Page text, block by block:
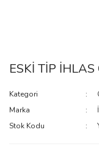
ESKİ TİP İHLAS
Kategori
Marka
Stok Kodu